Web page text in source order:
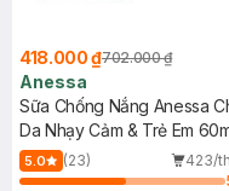
418.000 ₫702.000 ₫
Anessa
Sữa Chống Nắng Anessa
Da Nhạy Cảm & Trẻ Em
(Mới)
5.0 (23)
423/